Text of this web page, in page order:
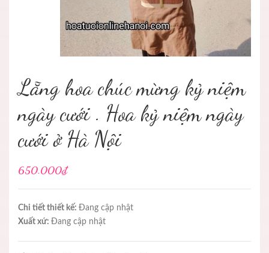
Lẵng hoa chúc mừng kỷ niệm
ngày cưới . Hoa kỷ niệm ngày
cưới ở Hà Nội
650.000₫
Chi tiết thiết kế: Đang cập nhật
Xuất xứ: Đang cập nhật